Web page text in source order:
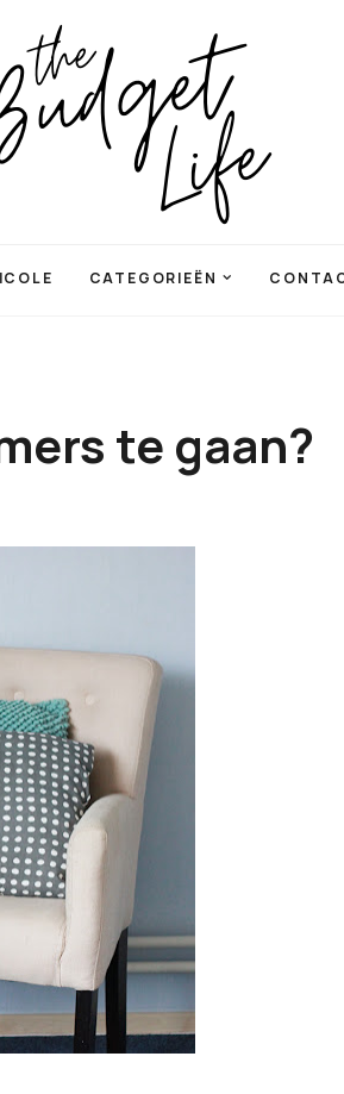
CATEGORIEËN
te gaan?